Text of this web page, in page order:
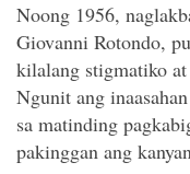
Noong 1956,
Giovanni Rotondo,
kilalang stigmatiko
Ngunit ang
sa matinding
pakinggan ang